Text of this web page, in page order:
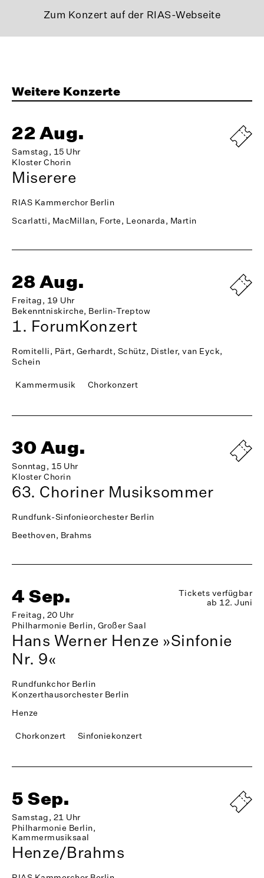
Zum Konzert auf der RIAS-Webseite
Weitere Konzerte
22 Aug.
Samstag, 15 Uhr
Kloster Chorin
Miserere
RIAS Kammerchor Berlin
Scarlatti, MacMillan, Forte, Leonarda, Martin
28 Aug.
Freitag, 19 Uhr
Bekenntniskirche, Berlin-Treptow
1. ForumKonzert
Romitelli, Pärt, Gerhardt, Schütz, Distler, van Eyck,
Schein
Kammermusik Chorkonzert
30 Aug.
Sonntag, 15 Uhr
Kloster Chorin
63. Choriner Musiksommer
Rundfunk-Sinfonieorchester Berlin
Beethoven, Brahms
4 Sep.
Freitag, 20 Uhr
Philharmonie Berlin, Großer Saal
Tickets verfügbar
ab 12. Juni
Hans Werner Henze »Sinfonie
Nr. 9«
Rundfunkchor Berlin
Konzerthausorchester Berlin
Henze
Chorkonzert Sinfoniekonzert
5 Sep.
Samstag, 21 Uhr
Philharmonie Berlin,
Kammermusiksaal
Henze/Brahms